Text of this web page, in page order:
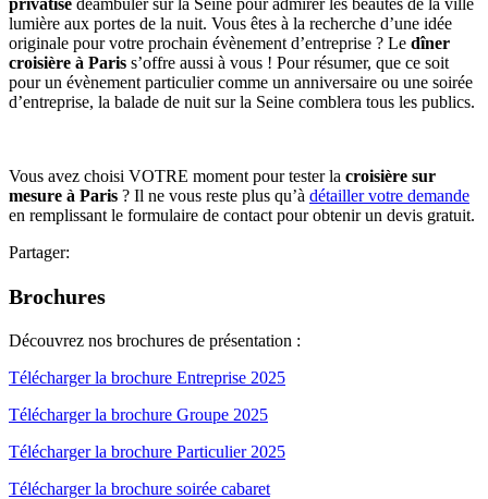
lumière aux portes de la nuit. Vous êtes à la recherche d’une idée
originale pour votre prochain évènement d’entreprise ? Le dîner
croisière à Paris s’offre aussi à vous ! Pour résumer, que ce soit
pour un évènement particulier comme un anniversaire ou une soirée
d’entreprise, la balade de nuit sur la Seine comblera tous les publics.
Vous avez choisi VOTRE moment pour tester la croisière sur
mesure à Paris ? Il ne vous reste plus qu’à détailler votre demande
en remplissant le formulaire de contact pour obtenir un devis gratuit.
Partager:
Brochures
Découvrez nos brochures de présentation :
Télécharger la brochure Entreprise 2025
Télécharger la brochure Groupe 2025
Télécharger la brochure Particulier 2025
Télécharger la brochure soirée cabaret